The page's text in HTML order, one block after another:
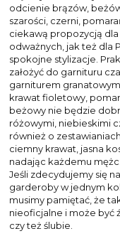
odcienie brązów,
szarości, czerni,
ciekawą propozycją
odważnych, jak też dla
spokojne stylizacje.
założyć do garnituru
garniturem
krawat fioletowy,
beżowy nie będzie
różowymi, niebieskimi
również o
ciemny krawat, jasna
nadając każdemu
Jeśli zdecydujemy się
garderoby w jednym
musimy pamiętać, że
nieoficjalne i może być
czy też ślubie.